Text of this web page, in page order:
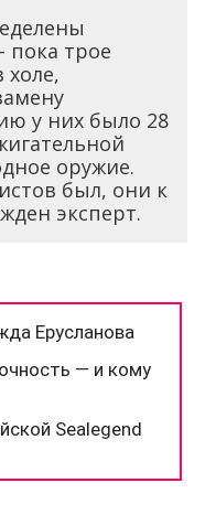
пока трое
холе,
у них было 28
оружие.
был, они к
эксперт.